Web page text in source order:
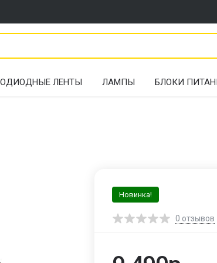
ЛЕНТЫ ЛАМПЫ БЛОКИ
Новинка!
0 отзывов